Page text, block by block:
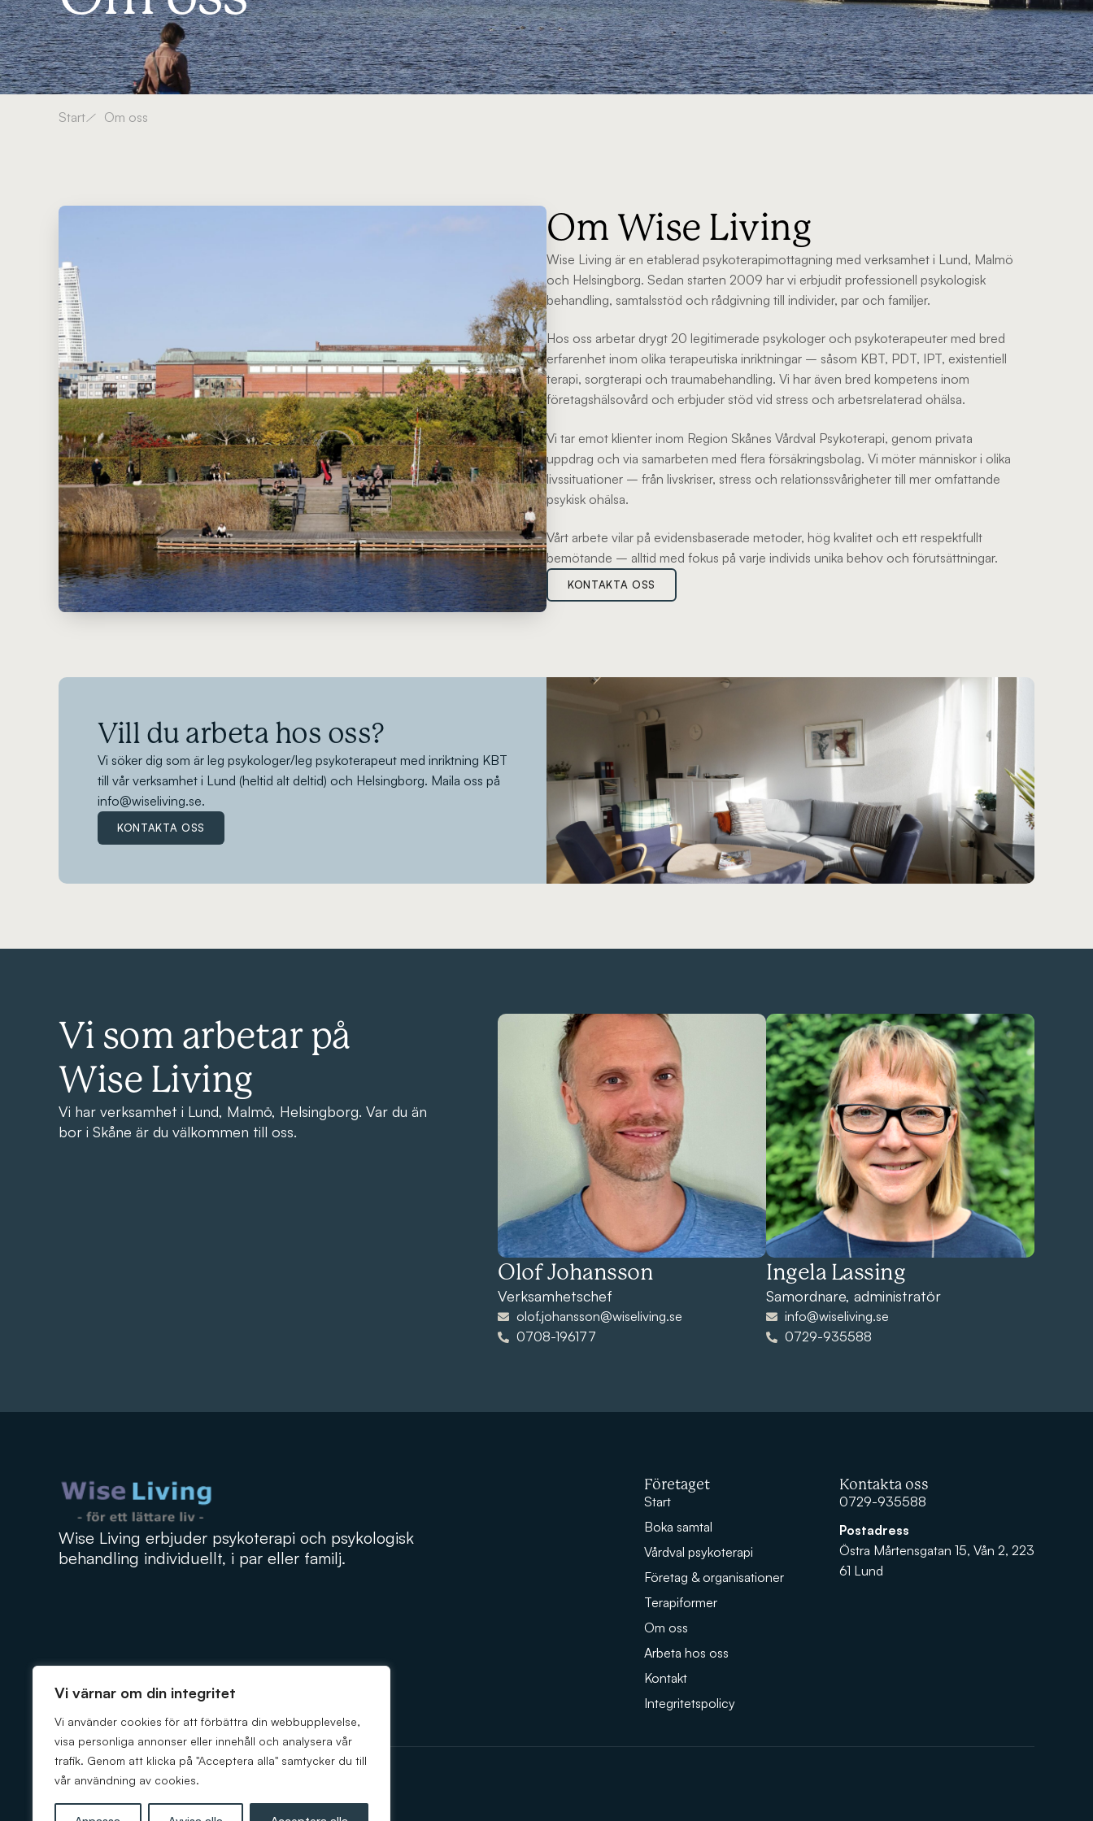
Vi värnar om din integritet
Vi använder cookies för att förbättra din webbupplevelse,
visa personliga annonser eller innehåll och analysera vår
trafik. Genom att klicka på "Acceptera alla" samtycker du till
vår användning av cookies.
Start Om oss
Om Wise Living
Wise Living är en etablerad psykoterapimottagning med verksamhet i Lund, Malmö
och Helsingborg. Sedan starten 2009 har vi erbjudit professionell psykologisk
behandling, samtalsstöd och rådgivning till individer, par och familjer.
Hos oss arbetar drygt 20 legitimerade psykologer och psykoterapeuter med bred
erfarenhet inom olika terapeutiska inriktningar – såsom KBT, PDT, IPT, existentiell
terapi, sorgterapi och traumabehandling. Vi har även bred kompetens inom
företagshälsovård och erbjuder stöd vid stress och arbetsrelaterad ohälsa.
Vi tar emot klienter inom Region Skånes Vårdval Psykoterapi, genom privata
uppdrag och via samarbeten med flera försäkringsbolag. Vi möter människor i olika
livssituationer – från livskriser, stress och relationssvårigheter till mer omfattande
psykisk ohälsa.
Vårt arbete vilar på evidensbaserade metoder, hög kvalitet och ett respektfullt
bemötande – alltid med fokus på varje individs unika behov och förutsättningar.
KONTAKTA OSS
Vill du arbeta hos oss?
Vi söker dig som är leg psykologer/leg psykoterapeut med inriktning KBT
till vår verksamhet i Lund (heltid alt deltid) och Helsingborg. Maila oss på
info@wiseliving.se.
KONTAKTA OSS
Vi som arbetar på
Wise Living
Vi har verksamhet i Lund, Malmö, Helsingborg. Var du än
bor i Skåne är du välkommen till oss.
Olof Johansson
Verksamhetschef
olof.johansson@wiseliving.se
0708-196177
Ingela Lassing
Samordnare, administratör
info@wiseliving.se
0729-935588
Wise Living erbjuder psykoterapi och psykologisk
behandling individuellt, i par eller familj.
Företaget
Start
Boka samtal
Vårdval psykoterapi
Företag & organisationer
Terapiformer
Om oss
Arbeta hos oss
Kontakt
Integritetspolicy
Kontakta oss
0729-935588
Postadress
Östra Mårtensgatan 15, Vån 2, 223
61 Lund
© 2026 Wise Living. Hemsidan är byggd av